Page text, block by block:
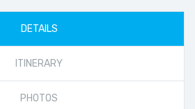
DETAILS
ITINERARY
PHOTOS